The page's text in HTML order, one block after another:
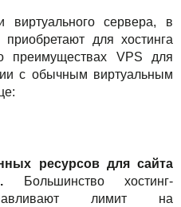
виртуального сервера, в
для хостинга
VPS для
с обычным виртуальным
ресурсов для сайта
Большинство хостинг-
лимит на